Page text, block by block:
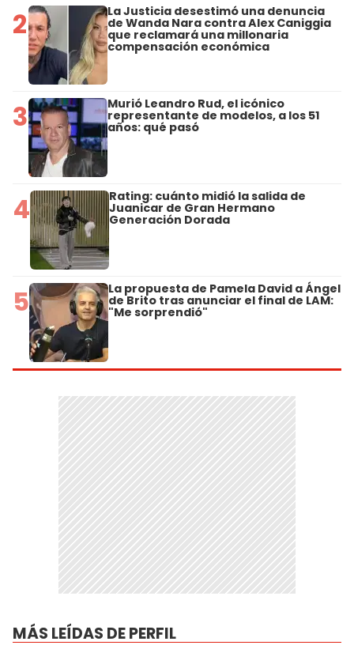
2 La Justicia desestimó una denuncia
de Wanda Nara contra Alex Caniggia
que reclamará una millonaria
compensación económica
3 Murió Leandro Rud, el icónico
representante de modelos, a los 51
años: qué pasó
4 Rating: cuánto midió la salida de
Juanicar de Gran Hermano
Generación Dorada
5 La propuesta de Pamela David a Ángel
de Brito tras anunciar el final de LAM:
"Me sorprendió"
MÁS LEÍDAS DE PERFIL